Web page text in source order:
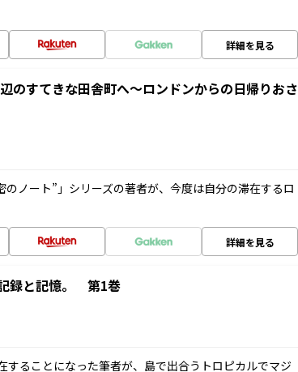
詳細を見る
のすてきな田舎町へ～ロンドンからの日帰りおさ
ノート”」シリーズの著者が、今度は自分の滞在するロ
詳細を見る
録と記憶。 第1巻
することになった筆者が、島で出合うトロピカルでマジ